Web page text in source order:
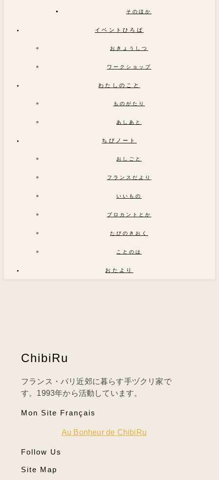
そのほか
イベントひろば
おきょうしつ
ワークショップ
わたしのこと
ものがたり
あしあと
ちびノート
おしごと
フランスだより
いいもの
ブロカントとか
たびのきおく
ことのは
おたより
ChibiRu
フランス・パリ近郊に暮らす手ヅクリ家で
す。1993年から活動しています。
Mon Site Français
Au Bonheur de ChibiRu
Follow Us
Site Map